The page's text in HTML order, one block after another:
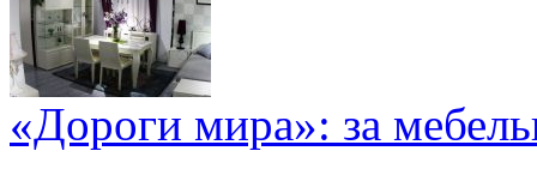
«Дороги мира»: за